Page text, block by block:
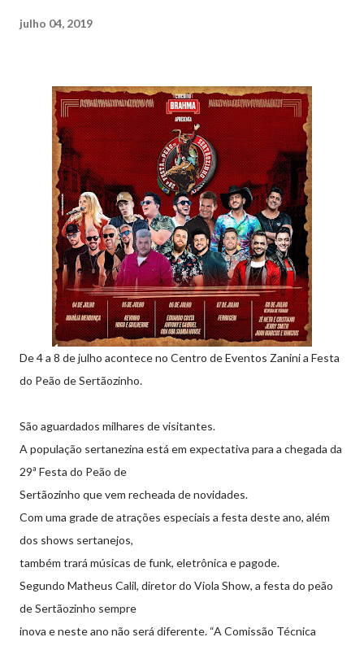
julho 04, 2019
De 4 a 8 de julho acontece no Centro de Eventos Zanini a Festa
do Peão de Sertãozinho.
São aguardados milhares de visitantes.
A população sertanezina está em expectativa para a chegada da
29ª Festa do Peão de
Sertãozinho que vem recheada de novidades.
Com uma grade de atrações especiais a festa deste ano, além
dos shows sertanejos,
também trará músicas de funk, eletrônica e pagode.
Segundo Matheus Calil, diretor do Viola Show, a festa do peão
de Sertãozinho sempre
inova e neste ano não será diferente. “A Comissão Técnica